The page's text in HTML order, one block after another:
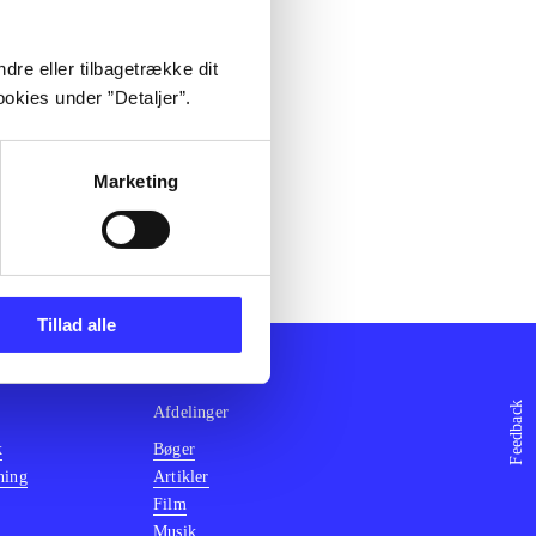
eller tilbagetrække dit
under ”Detaljer”.
Marketing
Tillad alle
Feedback
Afdelinger
Bøger
Artikler
Film
Musik